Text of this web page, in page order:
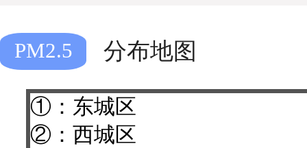
PM2.5 分布地图
①：东城区
②：西城区